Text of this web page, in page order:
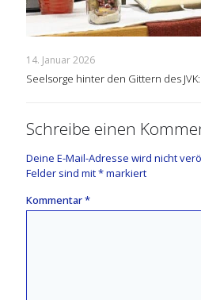
14. Januar 2026
Seelsorge hinter den Gittern des
Schreibe einen
Deine E-Mail-Adresse wird nicht
Felder sind mit*markiert
Kommentar*